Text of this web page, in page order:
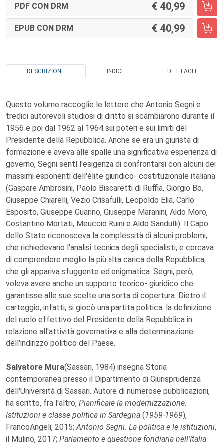
PDF CON DRM 40,99
EPUB CON DRM 40,99
DESCRIZIONE INDICE DETTAGLI
Questo volume raccoglie le lettere che Antonio Segni e
tredici autorevoli studiosi di diritto si scambiarono durante il
1956 e poi dal 1962 al 1964 sui poteri e sui limiti del
Presidente della Repubblica. Anche se era un giurista di
formazione e aveva alle spalle una significativa esperienza di
governo, Segni sentì l'esigenza di confrontarsi con alcuni dei
massimi esponenti dell'élite giuridico- costituzionale italiana
(Gaspare Ambrosini, Paolo Biscaretti di Ruffia, Giorgio Bo,
Giuseppe Chiarelli, Vezio Crisafulli, Leopoldo Elia, Carlo
Esposito, Giuseppe Guarino, Giuseppe Maranini, Aldo Moro,
Costantino Mortati, Meuccio Ruini e Aldo Sandulli). Il Capo
dello Stato riconosceva la complessità di alcuni problemi,
che richiedevano l'analisi tecnica degli specialisti, e cercava
di comprendere meglio la più alta carica della Repubblica,
che gli appariva sfuggente ed enigmatica. Segni, però,
voleva avere anche un supporto teorico- giuridico che
garantisse alle sue scelte una sorta di copertura. Dietro il
carteggio, infatti, si giocò una partita politica: la definizione
del ruolo effettivo del Presidente della Repubblica in
relazione all'attività governativa e alla determinazione
dell'indirizzo politico del Paese.
Salvatore Mura(Sassari, 1984) insegna Storia
contemporanea presso il Dipartimento di Giurisprudenza
dell'Università di Sassari. Autore di numerose pubblicazioni,
ha scritto, fra l'altro, Pianificare la modernizzazione.
Istituzioni e classe politica in Sardegna (1959-1969),
FrancoAngeli, 2015;Antonio Segni. La politica e le istituzioni,
il Mulino, 2017; Parlamento e questione fondiaria nell'Italia